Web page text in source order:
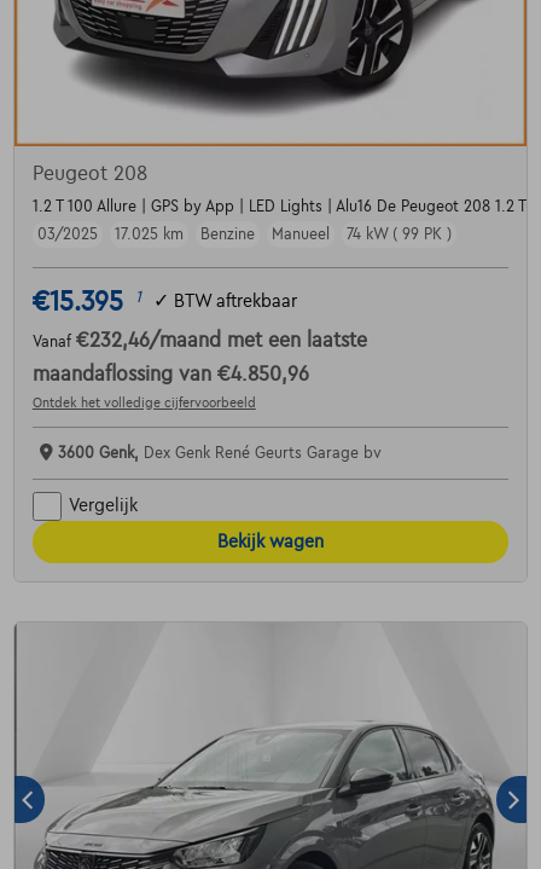
Peugeot 208
1.2 T 100 Allure | GPS by App | LED Lights | Alu16 De Peugeot 208 1.2
03/2025
17.025 km Benzine Manueel 74 kW ( 99 PK )
€15.395 1 ✓ BTW aftrekbaar
Vanaf €232,46/maand met een laatste
maandaflossing van €4.850,96
Ontdek het volledige cijfervoorbeeld
3600 Genk, Dex Genk René Geurts Garage bv
Vergelijk
Bekijk wagen